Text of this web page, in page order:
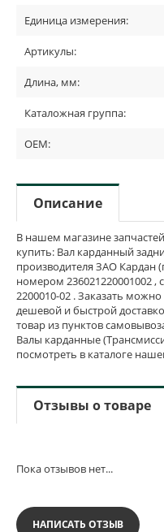
Единица измерения:
Артикулы:
Длина, мм:
Каталожная группа:
OEM:
Описание
В нашем магазине
купить: Вал карданный
производителя ЗАО Кардан
номером 236021220001002 ,
2200010-02 . Заказать
дешевой и быстрой
товар из пунктов
Валы карданные
посмотреть в каталоге
Отзывы о товаре
Пока отзывов нет...
НАПИСАТЬ ОТЗЫВ